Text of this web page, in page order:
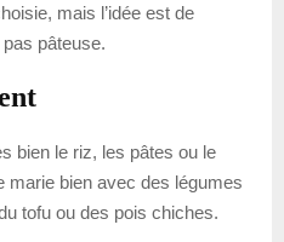
mais l’idée est de
pâteuse.
bien le riz, les pâtes ou le
marie bien avec des légumes
tofu ou des pois chiches.